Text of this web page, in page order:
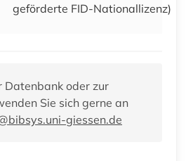
geförderte FID-Nationallizenz)
Datenbank oder zur
Sie sich gerne an
giessen.de